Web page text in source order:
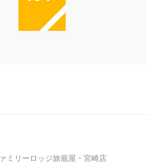
ミリーロッジ旅籠屋・宮崎店